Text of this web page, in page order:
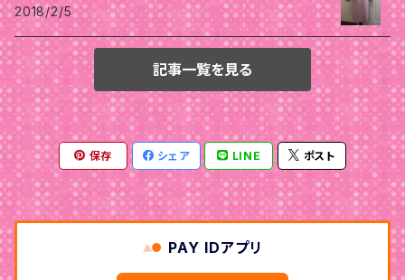
ナチュラル
ナチュラル
ストレート
ウェーブ
ウェーブ
ナチュラル
ストレート
ナチュラル
ウェーブ
ナチュラル
ウェーブ
骨格スタイルストレート
ナチュラル
ウェーブ
ナチュラル
ストレート
ウェーブ
ナチュラル
スプリング
ストレート
ウェーブ
ナチュラル
オータム
ストレート
ウェーブ
ナチュラル
ストレート
ナチュラル
ウェーブ
サマー
ウインター
ストレート
ウェーブ
ナチュラル
2018/2/5
記事一覧を見る
保存 シェア LINE ポスト
PAY IDアプリ